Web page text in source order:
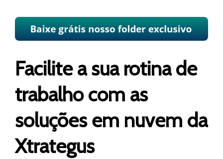
Facilite a sua rotina de
trabalho com as
soluções em nuvem da
Xtrategus